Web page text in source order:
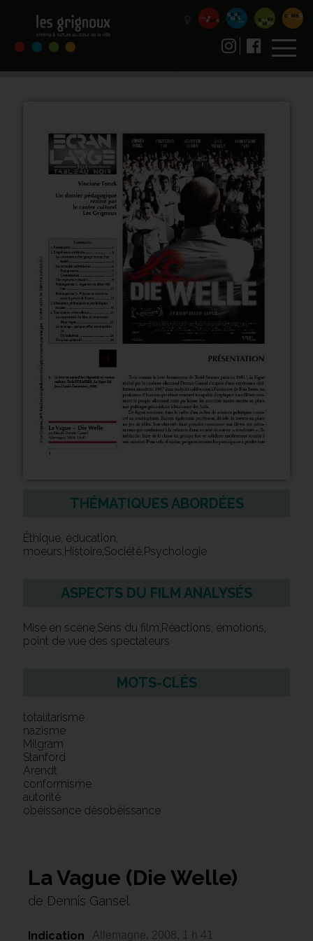
THÉMATIQUES ABORDÉES
Éthique, éducation,
moeurs,Histoire,Société,Psychologie
ASPECTS DU FILM ANALYSÉS
Mise en scène,Sens du film,Réactions, émotions,
point de vue des spectateurs
MOTS-CLÉS
totalitarisme
nazisme
Milgram
Stanford
Arendt
conformisme
autorité
obéissance désobéissance
La Vague (Die Welle)
de Dennis Gansel
Indication Allemagne, 2008, 1 h 41